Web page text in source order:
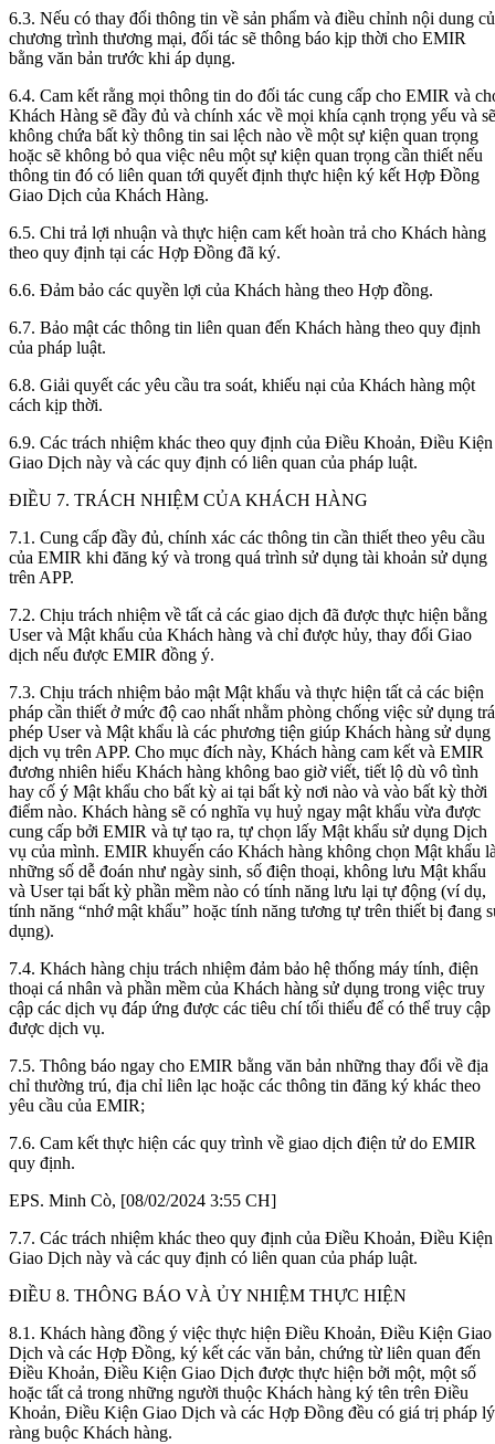
6.3. Nếu có thay đổi thông tin về sản phẩm và điều chỉnh nội dung
chương trình thương mại, đối tác sẽ thông báo kịp thời cho EMIR
bằng văn bản trước khi áp dụng.
6.4. Cam kết rằng mọi thông tin do đối tác cung cấp cho EMIR và
Khách Hàng sẽ đầy đủ và chính xác về mọi khía cạnh trọng yếu và sẽ
không chứa bất kỳ thông tin sai lệch nào về một sự kiện quan trọng
hoặc sẽ không bỏ qua việc nêu một sự kiện quan trọng cần thiết nếu
thông tin đó có liên quan tới quyết định thực hiện ký kết Hợp Đồng
Giao Dịch của Khách Hàng.
6.5. Chi trả lợi nhuận và thực hiện cam kết hoàn trả cho Khách hàng
theo quy định tại các Hợp Đồng đã ký.
6.6. Đảm bảo các quyền lợi của Khách hàng theo Hợp đồng.
6.7. Bảo mật các thông tin liên quan đến Khách hàng theo quy định
của pháp luật.
6.8. Giải quyết các yêu cầu tra soát, khiếu nại của Khách hàng một
cách kịp thời.
6.9. Các trách nhiệm khác theo quy định của Điều Khoản, Điều Kiện
Giao Dịch này và các quy định có liên quan của pháp luật.
ĐIỀU 7. TRÁCH NHIỆM CỦA KHÁCH HÀNG
7.1. Cung cấp đầy đủ, chính xác các thông tin cần thiết theo yêu cầu
của EMIR khi đăng ký và trong quá trình sử dụng tài khoản sử dụng
trên APP.
7.2. Chịu trách nhiệm về tất cả các giao dịch đã được thực hiện bằng
User và Mật khẩu của Khách hàng và chỉ được hủy, thay đổi Giao
dịch nếu được EMIR đồng ý.
7.3. Chịu trách nhiệm bảo mật Mật khẩu và thực hiện tất cả các biện
pháp cần thiết ở mức độ cao nhất nhằm phòng chống việc sử dụng
phép User và Mật khẩu là các phương tiện giúp Khách hàng sử dụng
dịch vụ trên APP. Cho mục đích này, Khách hàng cam kết và EMIR
đương nhiên hiểu Khách hàng không bao giờ viết, tiết lộ dù vô tình
hay cố ý Mật khẩu cho bất kỳ ai tại bất kỳ nơi nào và vào bất kỳ thời
điểm nào. Khách hàng sẽ có nghĩa vụ huỷ ngay mật khẩu vừa được
cung cấp bởi EMIR và tự tạo ra, tự chọn lấy Mật khẩu sử dụng Dịch
vụ của mình. EMIR khuyến cáo Khách hàng không chọn Mật khẩu
những số dễ đoán như ngày sinh, số điện thoại, không lưu Mật khẩu
và User tại bất kỳ phần mềm nào có tính năng lưu lại tự động (ví dụ,
tính năng “nhớ mật khẩu” hoặc tính năng tương tự trên thiết bị đang
dụng).
7.4. Khách hàng chịu trách nhiệm đảm bảo hệ thống máy tính, điện
thoại cá nhân và phần mềm của Khách hàng sử dụng trong việc truy
cập các dịch vụ đáp ứng được các tiêu chí tối thiểu để có thể truy cập
được dịch vụ.
7.5. Thông báo ngay cho EMIR bằng văn bản những thay đổi về địa
chỉ thường trú, địa chỉ liên lạc hoặc các thông tin đăng ký khác theo
yêu cầu của EMIR;
7.6. Cam kết thực hiện các quy trình về giao dịch điện tử do EMIR
quy định.
EPS. Minh Cò, [08/02/2024 3:55 CH]
7.7. Các trách nhiệm khác theo quy định của Điều Khoản, Điều Kiện
Giao Dịch này và các quy định có liên quan của pháp luật.
ĐIỀU 8. THÔNG BÁO VÀ ỦY NHIỆM THỰC HIỆN
8.1. Khách hàng đồng ý việc thực hiện Điều Khoản, Điều Kiện Giao
Dịch và các Hợp Đồng, ký kết các văn bản, chứng từ liên quan đến
Điều Khoản, Điều Kiện Giao Dịch được thực hiện bởi một, một số
hoặc tất cả trong những người thuộc Khách hàng ký tên trên Điều
Khoản, Điều Kiện Giao Dịch và các Hợp Đồng đều có giá trị pháp lý
ràng buộc Khách hàng.